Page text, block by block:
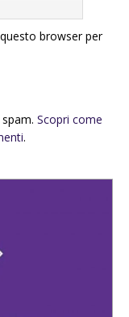
browser per
Scopri come
.